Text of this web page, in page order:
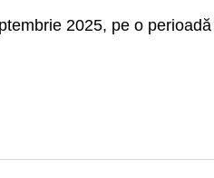
2025, pe o